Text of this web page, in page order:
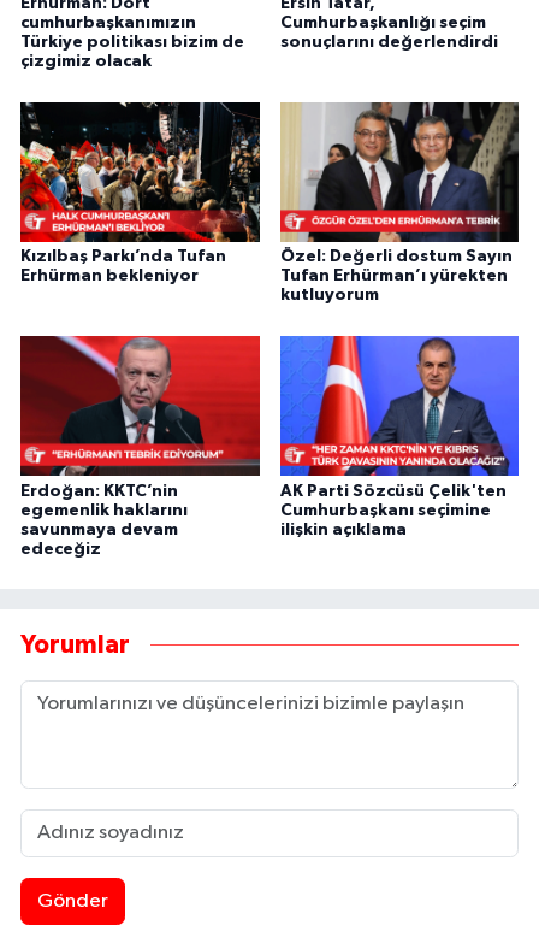
Erhürman: Dört
cumhurbaşkanımızın
Türkiye politikası bizim de
çizgimiz olacak
Ersin Tatar,
Cumhurbaşkanlığı seçim
sonuçlarını değerlendirdi
Kızılbaş Parkı’nda Tufan
Erhürman bekleniyor
Özel: Değerli dostum Sayın
Tufan Erhürman’ı yürekten
kutluyorum
Erdoğan: KKTC’nin
egemenlik haklarını
savunmaya devam
edeceğiz
AK Parti Sözcüsü Çelik'ten
Cumhurbaşkanı seçimine
ilişkin açıklama
Yorumlar
Gönder